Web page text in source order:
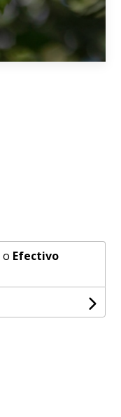
o Efectivo